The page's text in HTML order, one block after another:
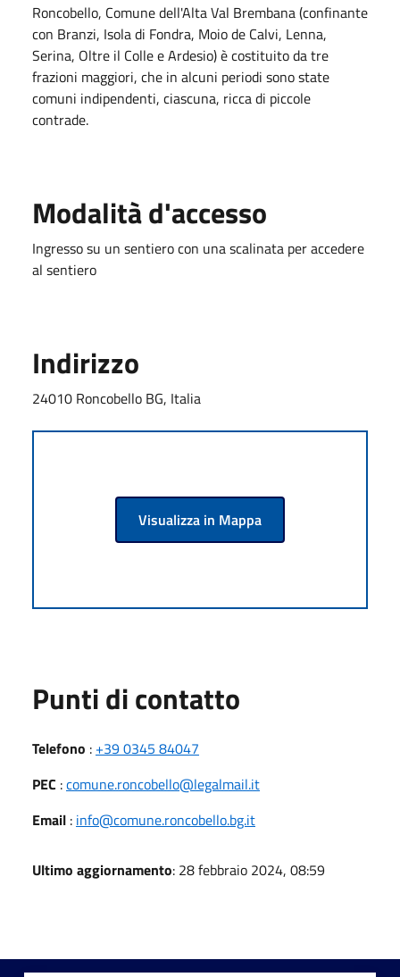
Roncobello, Comune dell'Alta Val Brembana (confinante
con Branzi, Isola di Fondra, Moio de Calvi, Lenna,
Serina, Oltre il Colle e Ardesio) è costituito da tre
frazioni maggiori, che in alcuni periodi sono state
comuni indipendenti, ciascuna, ricca di piccole
contrade.
Modalità d'accesso
Ingresso su un sentiero con una scalinata per accedere
al sentiero
Indirizzo
24010 Roncobello BG, Italia
Visualizza in Mappa
Punti di contatto
Telefono : +39 0345 84047
PEC :comune.roncobello@legalmail.it
Email : info@comune.roncobello.bg.it
Ultimo aggiornamento: 28 febbraio 2024, 08:59